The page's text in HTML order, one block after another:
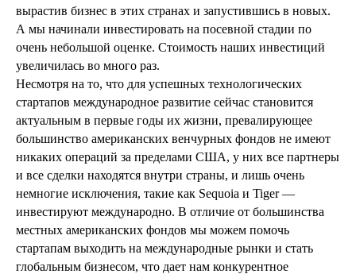
вырастив бизнес в этих странах и запустившись в новых.
А мы начинали инвестировать на посевной стадии по
очень небольшой оценке. Стоимость наших инвестиций
увеличилась во много раз.
Несмотря на то, что для успешных технологических
стартапов международное развитие сейчас становится
актуальным в первые годы их жизни, превалирующее
большинство американских венчурных фондов не имеют
никаких операций за пределами США, у них все партнеры
и все сделки находятся внутри страны, и лишь очень
немногие исключения, такие как Sequoia и Tiger —
инвестируют международно. В отличие от большинства
местных американских фондов мы можем помочь
стартапам выходить на международные рынки и стать
глобальным бизнесом, что дает нам конкурентное